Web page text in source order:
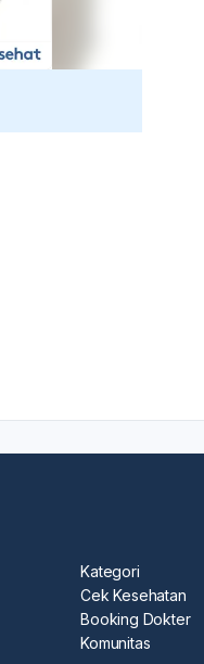
Kategori
Cek Kesehatan
Booking Dokter
Komunitas